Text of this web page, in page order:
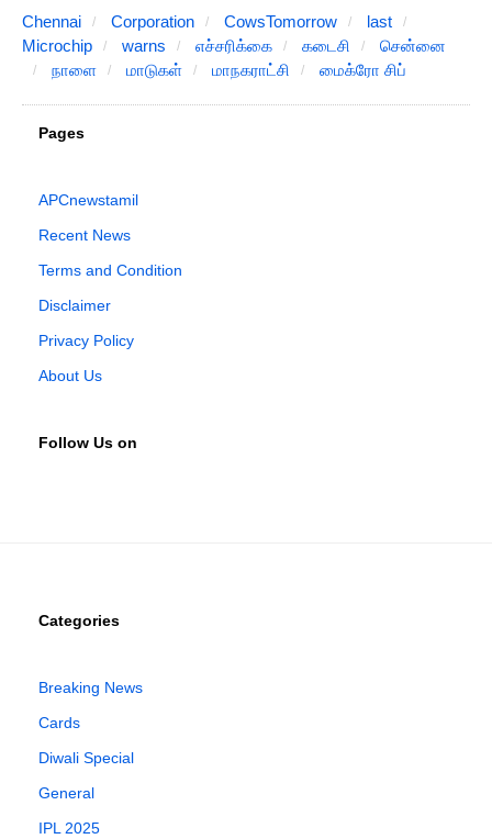
Chennai Corporation CowsTomorrow
last
Microchip
warns எச்சரிக்கை கடைசி
சென்னை
நாளை
மாடுகள் மாநகராட்சி மைக்ரோ சிப்
Pages
APCnewstamil
Recent News
Terms and Condition
Disclaimer
Privacy Policy
About Us
Follow Us on
Categories
Breaking News
Cards
Diwali Special
General
IPL 2025